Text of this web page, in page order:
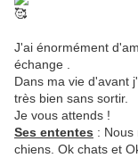
J'ai énormément
échange .
Dans ma vie d'avant
très bien sans sortir.
Je vous attends !
Ses ententes : Nous
chiens. Ok chats et